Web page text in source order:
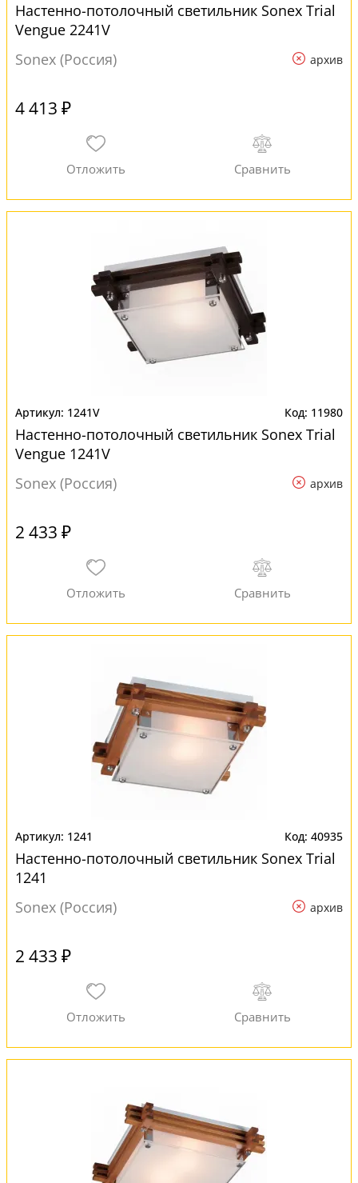
Настенно-потолочный светильник Sonex Trial
Vengue 2241V
Sonex (Россия)
архив
4 413 ₽
1241V 11980
Настенно-потолочный светильник Sonex Trial
Vengue 1241V
Sonex (Россия)
архив
2 433 ₽
1241 40935
Настенно-потолочный светильник Sonex Trial
1241
Sonex (Россия)
архив
2 433 ₽